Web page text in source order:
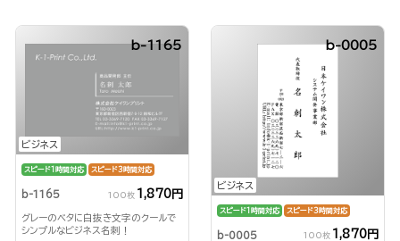
ビジネス
b-1165
スピード1時間対応 スピード3時間対応
b-1165 100枚 1,870円
グレーのベタに白抜き文字のクールで
シンプルなビジネス名刺！
ビジネス
b-0005
スピード1時間対応 スピード3時間対応
b-0005 100枚 1,870円